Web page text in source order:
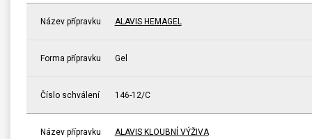
Název přípravku ALAVIS HEMAGEL
Forma přípravku Gel
Číslo schválení 146-12/C
Název přípravku ALAVIS KLOUBNÍ VÝŽIVA